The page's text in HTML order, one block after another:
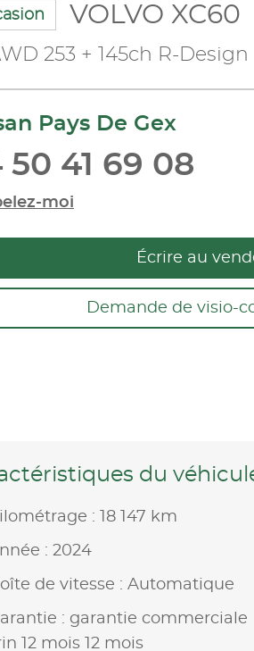
VOLVO XC60
253 + 145ch R-
Pays De Gex
50 41 69 08
moi
Écrire au
Demande de visio-
du
: 18 147 km
: 2024
de vitesse : Automatique
: garantie commerciale
12 mois 12 mois